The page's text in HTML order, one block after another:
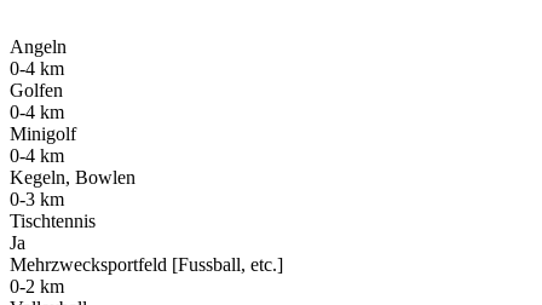
Angeln
0-4 km
Golfen
0-4 km
Minigolf
0-4 km
Kegeln, Bowlen
0-3 km
Tischtennis
Ja
Mehrzwecksportfeld [Fussball, etc.]
0-2 km